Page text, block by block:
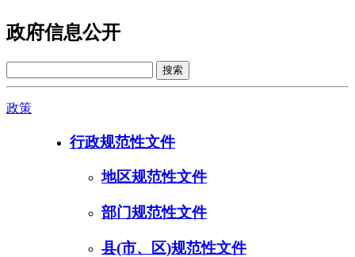
政府信息公开
政策
行政规范性文件
地区规范性文件
部门规范性文件
县(市、区)规范性文件